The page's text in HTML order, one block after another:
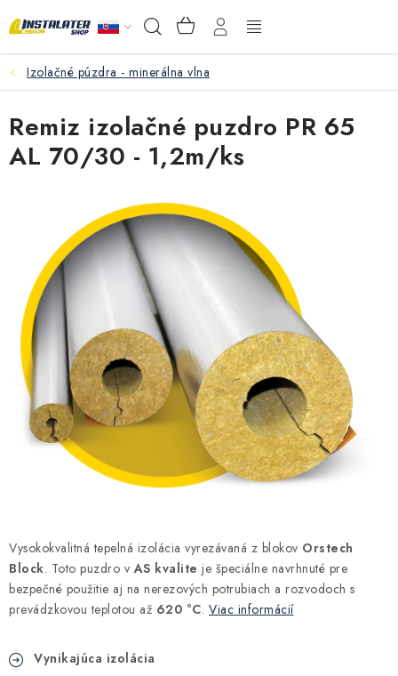
na
Hľadať NÁKUPNÝ
KOŠÍK
Inštalačný materiál
Podlahové kúrenie
Ventily a armatúry
Meranie a regulácia
Kúrenie a chladenie
Komíny a dymovody
Filtrovanie a úprava vody
Záhrada a závlaha
Vetranie a rekuperácia
VEĽKOOBCHOD
AKO VYBRAŤ?
PREDAJŇA - RAKOVÁ
Izolačné púzdra - minerálna vlna
Vysokokvalitná tepelná izolácia vyrezávaná z blokov Orstech
Block. Toto puzdro vAS kvalite je špeciálne navrhnuté pre
bezpečné použitie aj na nerezových potrubiach a rozvodoch s
prevádzkovou teplotou až 620 °C. Viac informácií
Vynikajúca izolácia
Remiz izolačné puzdro PR 65
AL 70/30 - 1,2m/ks